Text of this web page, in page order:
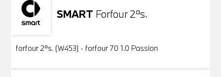
SMART Forfour 2ªs.
Usato
forfour 2ªs. (W453) - forfour 70 1.0 Passion